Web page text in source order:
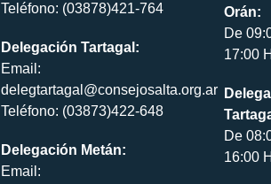
Teléfono: (03878)421-764
Delegación Tartagal:
Email:
delegtartagal@consejosalta.org.ar
Teléfono: (03873)422-648
Delegación Metán:
Email:
Orán:
De
17:00
De
16:00